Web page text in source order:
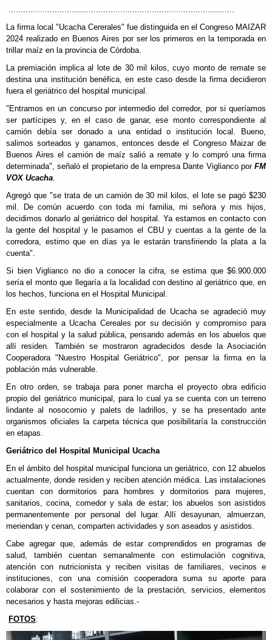
La firma local "Ucacha Cererales" fue distinguida en el Congreso MAIZAR
2024 realizado en Buenos Aires por ser los primeros en la temporada en
trillar maíz en la provincia de Córdoba.
La premiación implica al lote de 30 mil kilos, cuyo monto de remate se
destina una institución benéfica, en este caso desde la firma decidieron
fuera el geriátrico del hospital municipal.
"Entramos en un concurso por intermedio del corredor, por si queríamos
ser partícipes y, en el caso de ganar, ese monto correspondiente al
camión debía ser donado a una entidad o institución local. Bueno,
salimos sorteados y ganamos, entonces desde el Congreso Maizar de
Buenos Aires el camión de maíz salió a remate y lo compró una firma
determinada", señaló el propietario de la empresa Dante Viglianco por FM
VOX Ucacha
Agregó que "se trata de un camión de 30 mil kilos, el lote se pagó $230
mil. De común acuerdo con toda mi familia, mi señora y mis hijos,
decidimos donarlo al geriátrico del hospital. Ya estamos en contacto con
la gente del hospital y le pasamos el CBU y cuentas a la gente de la
corredora, estimo que en días ya le estarán transfiriendo la plata a la
cuenta".
Si bien Viglianco no dio a conocer la cifra, se estima que $6.900.000
sería el monto que llegaría a la localidad con destino al geriátrico que, en
los hechos, funciona en el Hospital Municipal.
En este sentido, desde la Municipalidad de Ucacha se agradeció muy
especialmente a Ucacha Cereales por su decisión y compromiso para
con el hospital y la salud pública, pensando además en los abuelos que
allí residen. También se mostraron agradecidos desde la Asociación
Cooperadora "Nuestro Hospital Geriátrico", por pensar la firma en la
población más vulnerable.
En otro orden, se trabaja para poner marcha el proyecto obra edificio
propio del geriátrico municipal, para lo cual ya se cuenta con un terreno
lindante al nosocomio y palets de ladrillos, y se ha presentado ante
organismos oficiales la carpeta técnica que posibilitaría la construcción
en etapas.
Geriátrico del Hospital Municipal Ucacha
En el ámbito del hospital municipal funciona un geriátrico, con 12 abuelos
actualmente, donde residen y reciben atención médica. Las instalaciones
cuentan con dormitorios para hombres y dormitorios para mujeres,
sanitarios, cocina, comedor y sala de estar; los abuelos son asistidos
permanentemente por personal del lugar. Allí desayunan, almuerzan,
meriendan y cenan, comparten actividades y son aseados y asistidos.
Cabe agregar que, además de estar comprendidos en programas de
salud, también cuentan semanalmente con estimulación cognitiva,
atención con nutricionista y reciben visitas de familiares, vecinos e
instituciones, con una comisión cooperadora suma su aporte para
colaborar con el sostenimiento de la prestación, servicios, elementos
necesarios y hasta mejoras edilicias.-
FOTOS: